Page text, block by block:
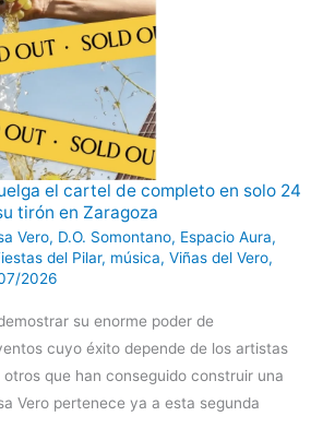
el cartel de completo en solo 24
tirón en Zaragoza
Vero, D.O. Somontano, Espacio Aura,
del Pilar, música, Viñas del Vero,
2026
su enorme poder de
cuyo éxito depende de los artistas
que han conseguido construir una
Vero pertenece ya a esta segunda